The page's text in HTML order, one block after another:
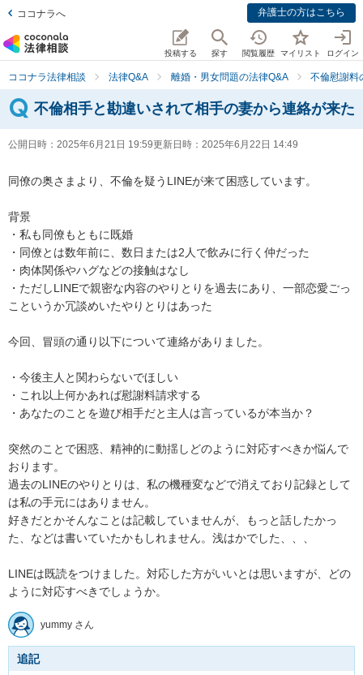
ココナラへ 弁護士の方はこちら
投稿する 探す 閲覧履歴 マイリスト ログイン
ココナラ法律相談 法律Q&A 離婚・男女問題の法律Q&A 不倫慰謝料
不倫相手と勘違いされて相手の妻から連絡が来た
公開日時： 2025年6月21日 19:59更新日時： 2025年6月22日 14:49
同僚の奥さまより、不倫を疑うLINEが来て困惑しています。
背景
・私も同僚もともに既婚
・同僚とは数年前に、数日または2人で飲みに行く仲だった
・肉体関係やハグなどの接触はなし
・ただしLINEで親密な内容のやりとりを過去にあり、一部恋愛ごっ
こというか冗談めいたやりとりはあった
今回、冒頭の通り以下について連絡がありました。
・今後主人と関わらないでほしい
・これ以上何かあれば慰謝料請求する
・あなたのことを遊び相手だと主人は言っているが本当か？
突然のことで困惑、精神的に動揺しどのように対応すべきか悩んで
おります。
過去のLINEのやりとりは、私の機種変などで消えており記録として
は私の手元にはありません。
好きだとかそんなことは記載していませんが、もっと話したかっ
た、などは書いていたかもしれません。浅はかでした、、、
LINEは既読をつけました。対応した方がいいとは思いますが、どの
ように対応すべきでしょうか。
yummy さん
追記